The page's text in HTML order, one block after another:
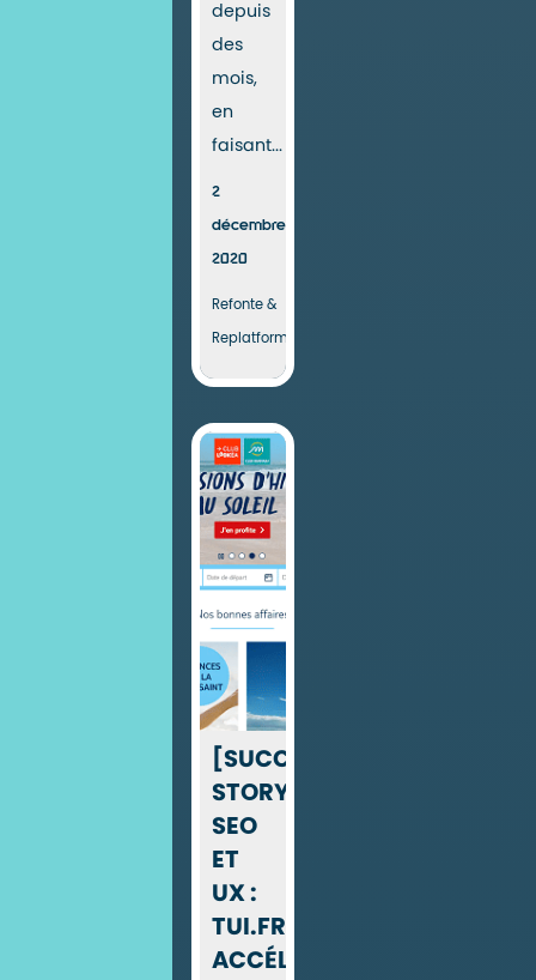
depuis
des
mois,
en
faisant...
2
décembre
2020
Refonte &
Replatforming
[SUCCESS
STORY]
SEO
ET
UX :
TUI.FR
ACCÉLÈRE